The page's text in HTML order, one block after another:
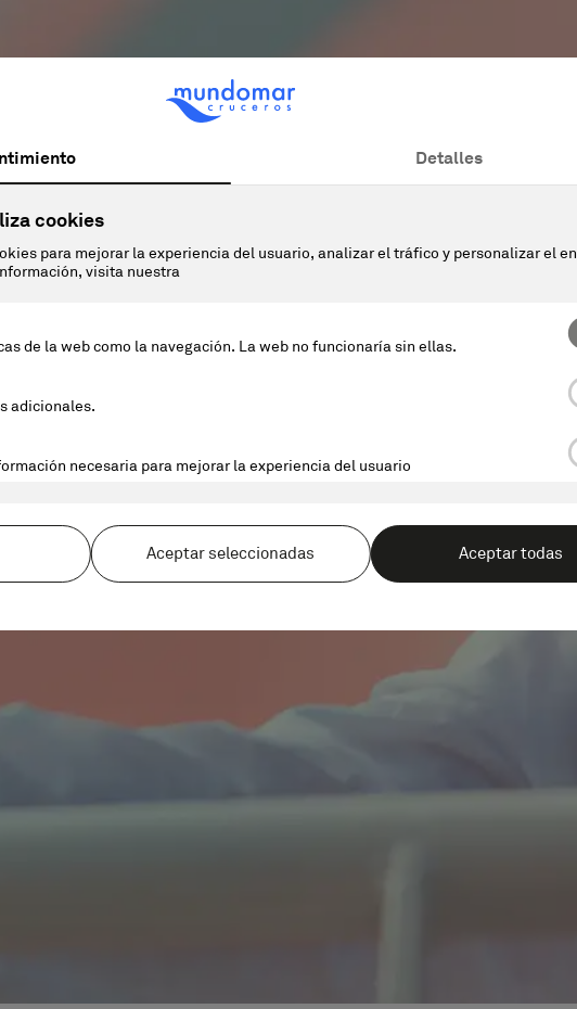
con Cunard:
lujo de siempre,
un 50% de descuento